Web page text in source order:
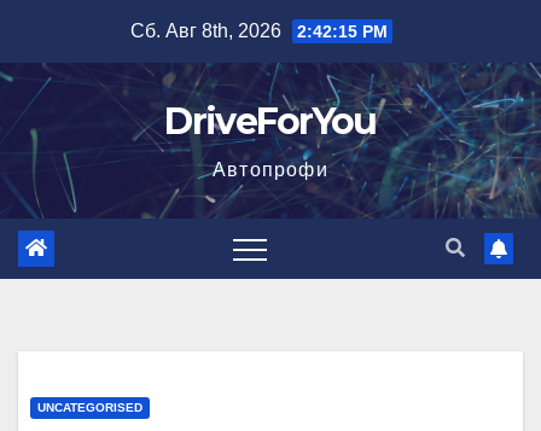
содержимому
Сб. Авг 8th, 2026 2:42:16 PM
DriveForYou
Автопрофи
UNCATEGORISED